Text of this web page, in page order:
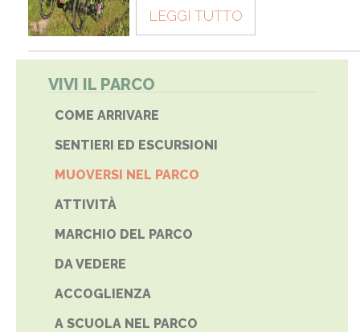
LEGGI TUTTO
VIVI IL PARCO
COME ARRIVARE
SENTIERI ED ESCURSIONI
MUOVERSI NEL PARCO
ATTIVITÀ
MARCHIO DEL PARCO
DA VEDERE
ACCOGLIENZA
A SCUOLA NEL PARCO